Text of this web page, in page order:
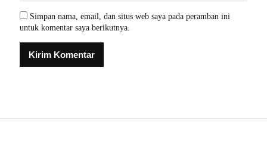
Simpan nama, email, dan situs web saya pada peramban ini
untuk komentar saya berikutnya.